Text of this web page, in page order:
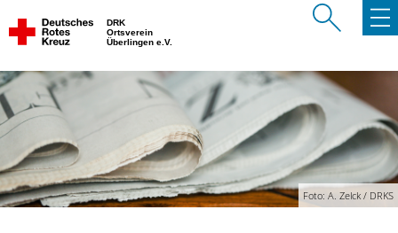
DRK
Ortsverein
Überlingen e.V.
Foto: A. Zelck / DRKS